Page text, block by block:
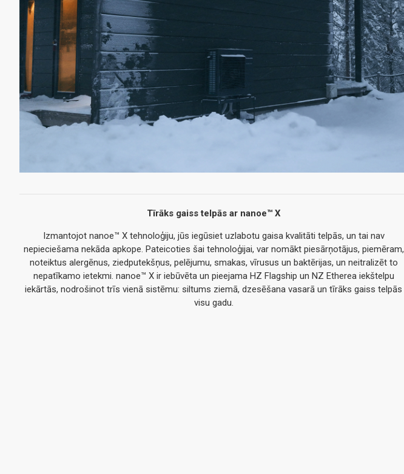
Tīrāks gaiss telpās ar nanoe™ X
Izmantojot nanoe™ X tehnoloģiju, jūs iegūsiet uzlabotu gaisa kvalitāti telpās, un tai nav
nepieciešama nekāda apkope. Pateicoties šai tehnoloģijai, var nomākt piesārņotājus, piemēram,
noteiktus alergēnus, ziedputekšņus, pelējumu, smakas, vīrusus un baktērijas, un neitralizēt to
nepatīkamo ietekmi. nanoe™ X ir iebūvēta un pieejama HZ Flagship un NZ Etherea iekštelpu
iekārtās, nodrošinot trīs vienā sistēmu: siltums ziemā, dzesēšana vasarā un tīrāks gaiss telpās
visu gadu.